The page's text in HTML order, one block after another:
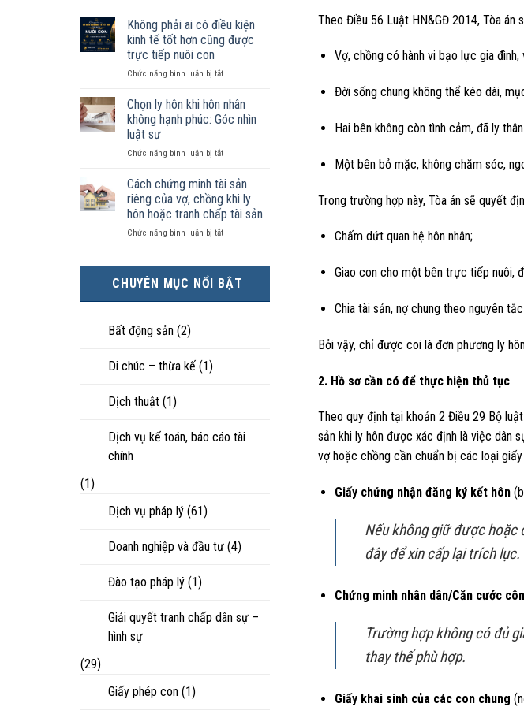
trong
trường
hợp
được
luật
công
hôn
thực
tế?
chung
như
vợ
không
ký
kết
hôn
tài
chia
như
nào?
Không phải ai có điều kiện
kinh tế tốt hơn cũng được
trực tiếp nuôi con
Chức năng bình luận bị tắtở
phải
ai
có
kiện
tế
tốt
hơn
cũng
được
con
Chọn ly hôn khi hôn nhân
không hạnh phúc: Góc nhìn
luật sư
Chức năng bình luận bị tắtở
ly
hôn
khi
hôn
nhân
Góc
nhìn
Cách chứng minh tài sản
riêng của vợ, chồng khi ly
hôn hoặc tranh chấp tài sản
Chức năng bình luận bị tắtở
tài
chấp
CHUYÊN MỤC NỔI BẬT
Bất động sản (2)
Di chúc – thừa kế (1)
Dịch thuật (1)
Dịch vụ kế toán, báo cáo tài
chính
(1)
Dịch vụ pháp lý (61)
Doanh nghiệp và đầu tư (4)
Đào tạo pháp lý (1)
Giải quyết tranh chấp dân sự –
hình sự
(29)
Giấy phép con (1)
Theo Điều 56 Luật HN&GĐ 2014, Tòa
Vợ, chồng có hành vi bạo lực gia
Đời sống chung không thể kéo dài,
Hai bên không còn tình cảm, đã ly
Một bên bỏ mặc, không chăm sóc,
Trong trường hợp này, Tòa án sẽ quyết
Chấm dứt quan hệ hôn nhân;
Giao con cho một bên trực tiếp nuôi,
Chia tài sản, nợ chung theo nguyên
Bởi vậy, chỉ được coi là đơn phương ly
2. Hồ sơ cần có để thực hiện thủ tục
Theo quy định tại khoản 2 Điều 29 Bộ
sản khi ly hôn được xác định là việc dân
vợ hoặc chồng cần chuẩn bị các loại giấy
Giấy chứng nhận đăng ký kết hôn
Nếu không giữ được hoặc
đây để xin cấp lại trích lục.
Chứng minh nhân dân/Căn cước
Trường hợp không có đủ
thay thế phù hợp.
Giấy khai sinh của các con chung